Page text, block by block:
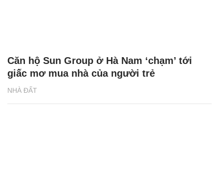
NHÀ ĐẤT
Căn hộ Sun Group ở Hà Nam ‘chạm’ tới
giấc mơ mua nhà của người trẻ